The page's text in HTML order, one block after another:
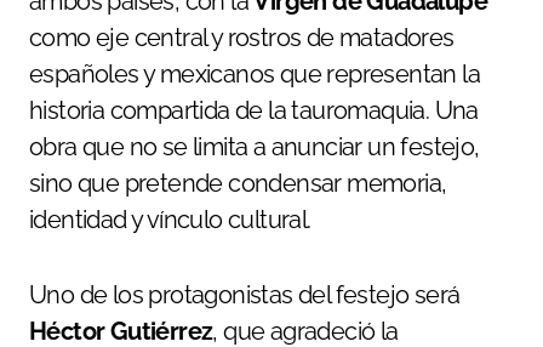
como eje central y rostros de matadores
españoles y mexicanos que representan la
historia compartida de la tauromaquia. Una
obra que no se limita a anunciar un festejo,
sino que pretende condensar memoria,
identidad y vínculo cultural.
Uno de los protagonistas del festejo será
Héctor Gutiérrez, que agradeció la